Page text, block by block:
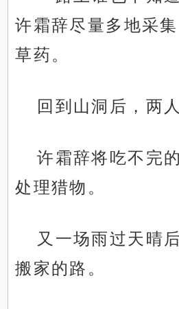
许霜辞尽量多地采
草药。
回到山洞后，两
许霜辞将吃不完
处理猎物。
又一场雨过天晴
搬家的路。